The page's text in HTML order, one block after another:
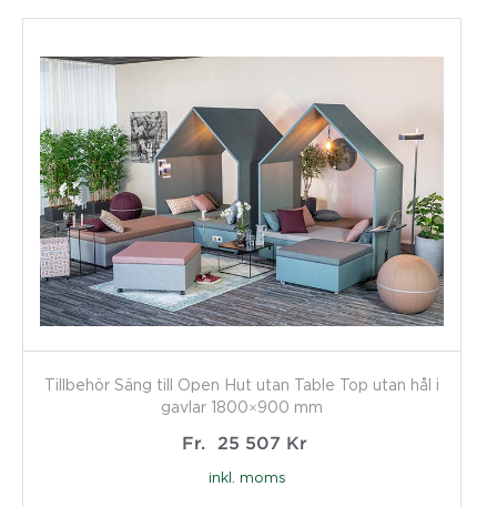
Tillbehör Säng till Open Hut utan Table Top utan hål i
gavlar 1800×900 mm
Fr. 25 507 Kr
inkl. moms